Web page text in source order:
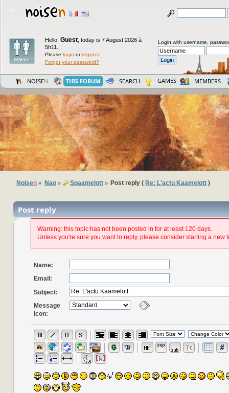
Hello, Guest today is 7 August 2026 à
5h11.
Please login orregister.
Forgot your password?
Login with username,
NOISEN THIS FORUM SEARCH GAMES MEMBERS
Noisen » Nao» Spaamelott» Post reply ( Re: L'actu Kaamelott )
Post reply
Warning: this topic has not been posted in for at least 120 days.
Unless you're sure you want to reply, please consider starting a new
Name:
Email:
Subject:
Message
icon: